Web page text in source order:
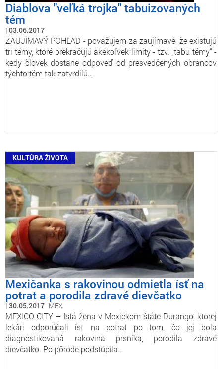
Diablova "veľká trojka" tabuizovaných
tém
03.06.2017
ZAUJÍMAVÝ POHĽAD - považujem za zaujímavé, že existujú
tri témy, ktoré prekračujú akékoľvek limity - tzv. „tabu témy“ -
kedy človek dostane odpoveď od presvedčených obrancov
týchto tém tak zatvrdilú…
KULTÚRA ŽIVOTA
Mexičanka s rakovinou odmietla ísť na
potrat a porodila zdravé dievčatko
30.05.2017 MEX
MEXICO CITY – Istá žena v Mexickom štáte Durango, ktorej
lekári odporúčali ísť na potrat po tom, čo jej bola
diagnostikovaná rakovina prsníka, porodila zdravé
dievčatko. Po pôrode podstúpila…